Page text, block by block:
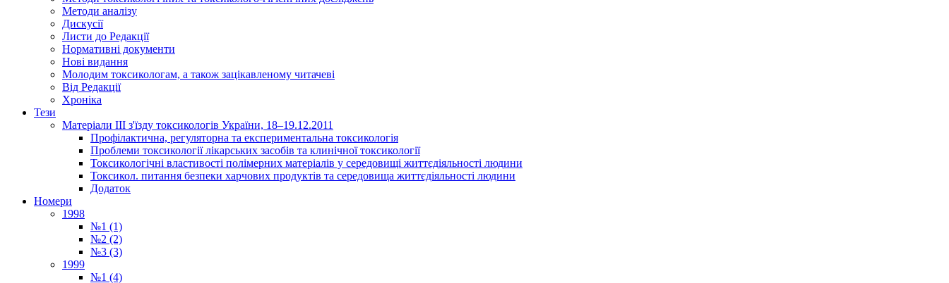
Методи аналізу
Дискусії
Листи до Редакції
Нормативні документи
Нові видання
Молодим токсикологам, а також зацікавленому читачеві
Від Редакції
Хроніка
Тези
Матеріали ІІІ з'їзду токсикологів України, 18–19.12.2011
Профілактична, регуляторна та експериментальна токсикологія
Проблеми токсикології лікарських засобів та клинічної токсикології
Токсикологічні властивості полімерних матеріалів у середовищі життєдіяльності людини
Токсикол. питання безпеки харчових продуктів та середовища життєдіяльності людини
Додаток
Номери
1998
№1 (1)
№2 (2)
№3 (3)
1999
№1 (4)